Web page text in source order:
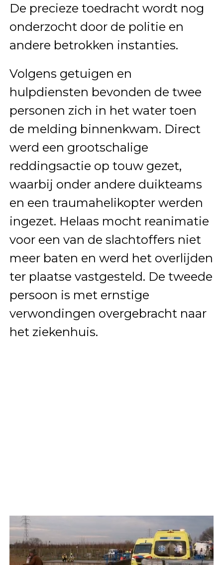
De precieze toedracht wordt nog
onderzocht door de politie en
andere betrokken instanties.
Volgens getuigen en
hulpdiensten bevonden de twee
personen zich in het water toen
de melding binnenkwam. Direct
werd een grootschalige
reddingsactie op touw gezet,
waarbij onder andere duikteams
en een traumahelikopter werden
ingezet. Helaas mocht reanimatie
voor een van de slachtoffers niet
meer baten en werd het overlijden
ter plaatse vastgesteld. De tweede
persoon is met ernstige
verwondingen overgebracht naar
het ziekenhuis.